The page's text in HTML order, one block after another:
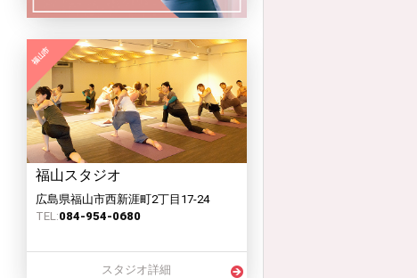
福山スタジオ
広島県福山市西新涯町2丁目17-24
TEL:084-954-0680
スタジオ詳細